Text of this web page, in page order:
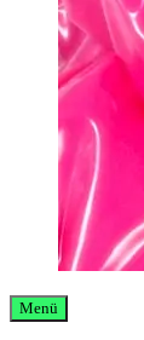
Menü